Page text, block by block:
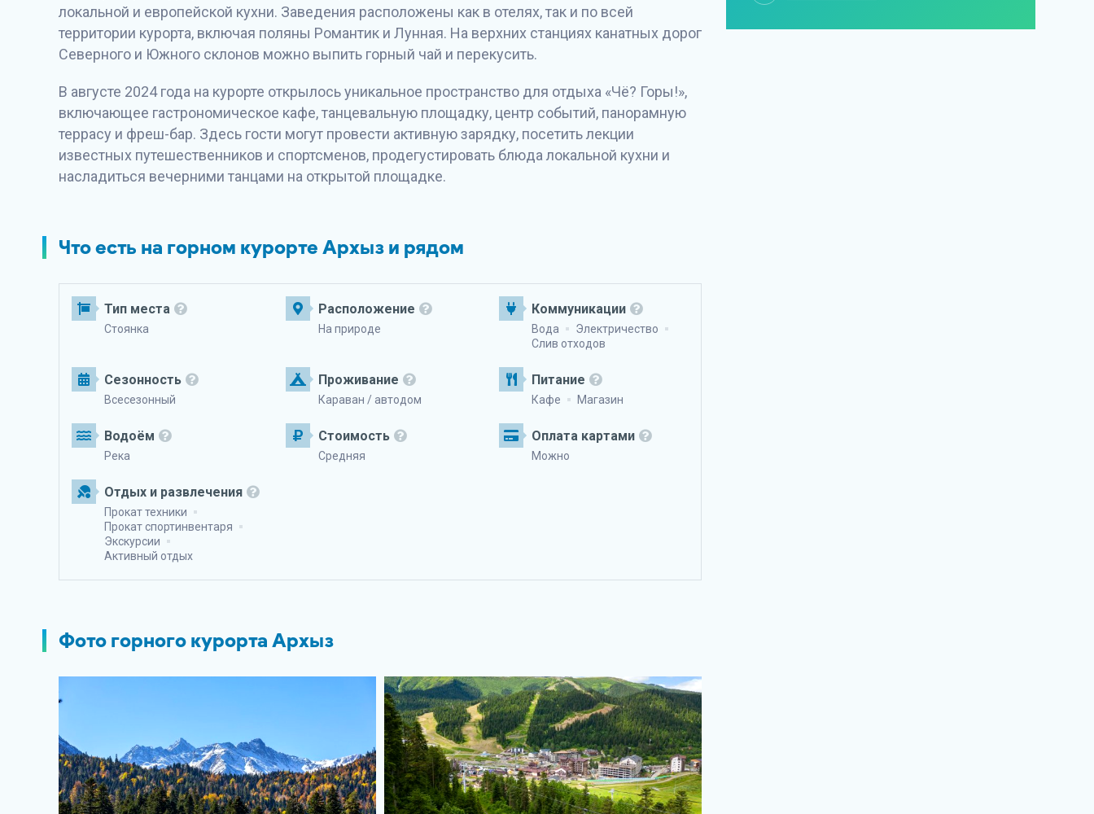
локальной и европейской кухни. Заведения расположены как в отелях, так и по всей
территории курорта, включая поляны Романтик и Лунная. На верхних станциях канатных дорог
Северного и Южного склонов можно выпить горный чай и перекусить.
В августе 2024 года на курорте открылось уникальное пространство для отдыха «Чё? Горы!»,
включающее гастрономическое кафе, танцевальную площадку, центр событий, панорамную
террасу и фреш-бар. Здесь гости могут провести активную зарядку, посетить лекции
известных путешественников и спортсменов, продегустировать блюда локальной кухни и
насладиться вечерними танцами на открытой площадке.
Что есть на горном курорте Архыз и рядом
Тип места
Стоянка
Расположение
На природе
Коммуникации
Вода
Электричество
Слив отходов
Сезонность
Всесезонный
Проживание
Караван / автодом
Питание
Кафе Магазин
Водоём
Река
Стоимость
Средняя
Оплата картами
Можно
Отдых и развлечения
Прокат техники
Прокат спортинвентаря
Экскурсии
Активный отдых
Фото горного курорта Архыз